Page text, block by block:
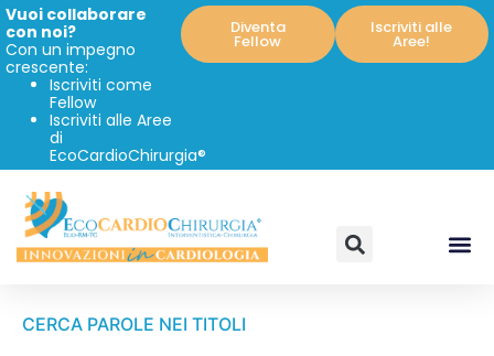
Vuoi collaborare
con noi?
Con un impegno
crescente:
Iscriviti come
Fellow
Iscriviti alle Aree
di
EcoCardioChirurgia®
Diventa
Fellow
Iscriviti alle
Aree!
CERCA PAROLE NEI TITOLI